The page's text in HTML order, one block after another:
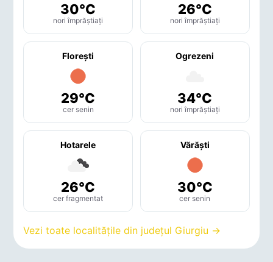
30°C
nori împrăștiați
26°C
nori împrăștiați
Floreşti
29°C
cer senin
Ogrezeni
34°C
nori împrăștiați
Hotarele
26°C
cer fragmentat
Vărăşti
30°C
cer senin
Vezi toate localitățile din județul Giurgiu →